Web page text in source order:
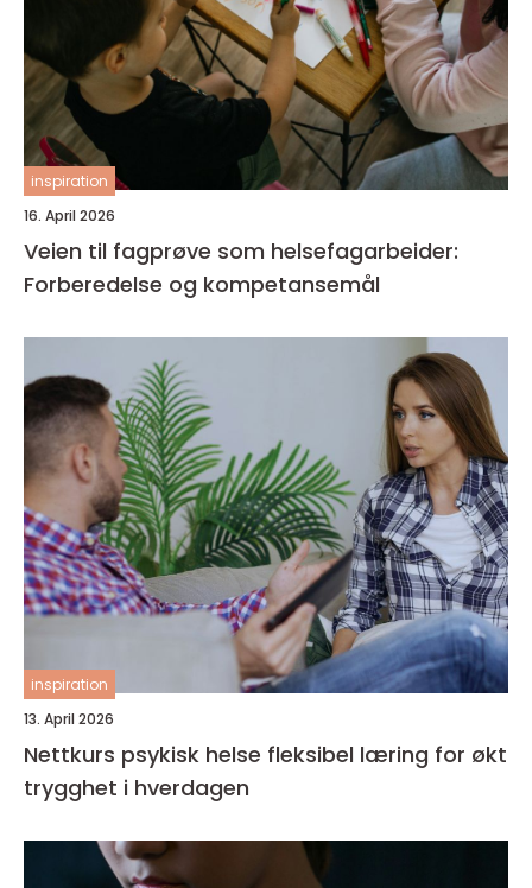
inspiration
16. April 2026
Veien til fagprøve som helsefagarbeider:
Forberedelse og kompetansemål
inspiration
13. April 2026
Nettkurs psykisk helse fleksibel læring for økt
trygghet i hverdagen